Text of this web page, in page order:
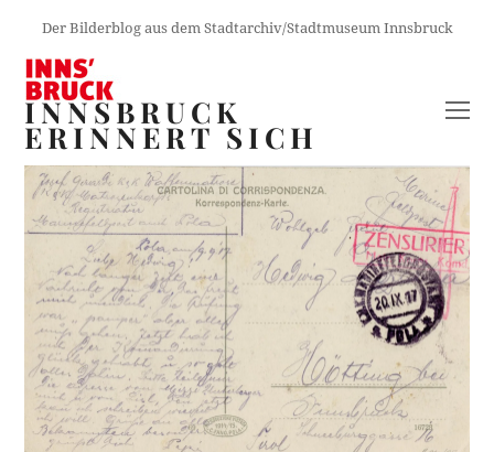
Der Bilderblog aus dem Stadtarchiv/Stadtmuseum Innsbruck
INNSBRUCK
ERINNERT SICH